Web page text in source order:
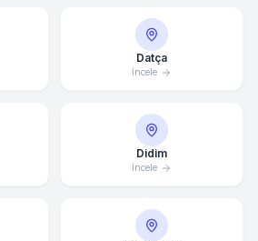
Datça
İncele
Didim
İncele